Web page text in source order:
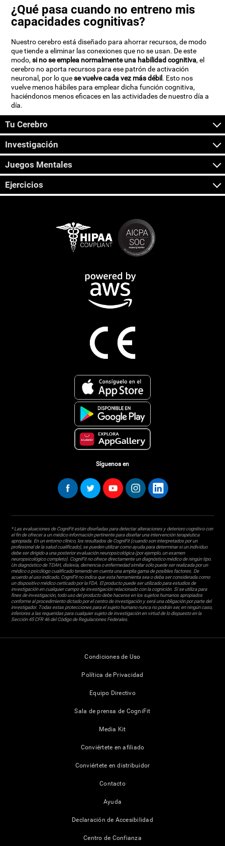
¿Qué pasa cuando no entreno mis
capacidades cognitivas?
Nuestro cerebro está diseñado para ahorrar recursos, de modo
que tiende a eliminar las conexiones que no se usan. De este
modo,si no se emplea normalmente una habilidad cognitiva, el
cerebro no aporta recursos para ese patrón de activación
neuronal, por lo quese vuelve cada vez más débil . Esto nos
vuelve menos hábiles para emplear dicha función cognitiva,
haciéndonos menos eficaces en las actividades de nuestro día a
día.
Tu Cerebro
Investigación
Juegos Mentales
Ejercicios
Síguenos en
* Las evaluaciones de CogniFit están diseñadas para detectar alteraciones y deterioro cognitivo con
el fin de ofrecer a un médico información pertinente para diseñar una intervención terapéutica
apropiada. En un entorno clínico, los resultados de CogniFit (cuando son interpretados por un
profesional de la salud cualificado), se pueden utilizar como ayuda para determinar si un individuo
debe ser dirigido a una posterior evaluación neuropsicológica (por ejemplo, un examen
neuropsicológico completo). CogniFit no ofrece directamente un diagnóstico médico de ningún tipo.
Un diagnóstico de TDAH, dislexia, demencia o enfermedad similar sólo puede ser realizada por un
médico o psicólogo cualificado teniendo en cuenta una amplia gama de posibles factores. De
acuerdo al uso indicado, CogniFit no indica que esta herramienta sea o deba ser considerada como
un dispositivo médico certicado por la FDA. El producto puede ser utilizado para estudios de
investigación en cualquier campo de investigación relacionado con la cognición. Si se utiliza para
fines de investigación, todo uso del producto debe hacerse en los sujetos humanos apropiados
conforme al procedimiento dictado por el centro de investigación y será una obligación por parte del
investigador. Todas estas protecciones para el sujeto humano nunca no podrán ser, en ningún caso,
inferiores a las requeridas para cualquier sujeto de investigación en virtud de lo dispuesto en la
Sección 45 CFR 46 del Código de Regulaciones Federales.
Condiciones de Uso
Política de Privacidad
Equipo Directivo
Sala de prensa de CogniFit
Media Kit
Conviértete en afiliado
Conviértete en distribuidor
Contacto
Ayuda
Declaración de Accesibilidad
Centro de Confianza